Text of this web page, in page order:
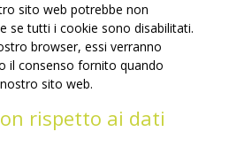
sito web potrebbe non
se tutti i cookie sono disabilitati.
browser, essi verranno
il consenso fornito quando
sito web.
rispetto ai dati